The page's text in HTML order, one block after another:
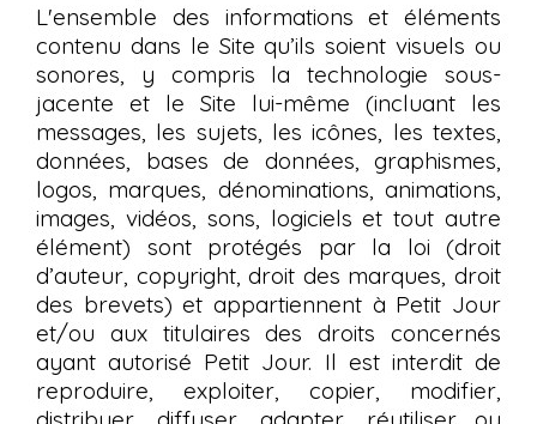
L'ensemble des informations et éléments
contenu dans le Site qu’ils soient visuels ou
sonores, y compris la technologie sous-
jacente et le Site lui-même (incluant les
messages, les sujets, les icônes, les textes,
données, bases de données, graphismes,
logos, marques, dénominations, animations,
images, vidéos, sons, logiciels et tout autre
élément) sont protégés par la loi (droit
d’auteur, copyright, droit des marques, droit
des brevets) et appartiennent à Petit Jour
et/ou aux titulaires des droits concernés
ayant autorisé Petit Jour. Il est interdit de
reproduire, exploiter, copier, modifier,